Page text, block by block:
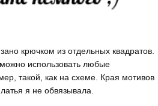
крючком из отдельных квадратов.
использовать любые
такой, как на схеме. Края мотивов
я не обвязывала.